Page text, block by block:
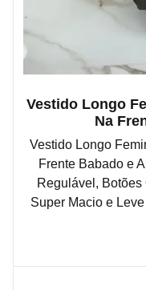
Vestido Longo
Na
Vestido Longo
Frente Babado e
Regulável, Botões
Super Macio e